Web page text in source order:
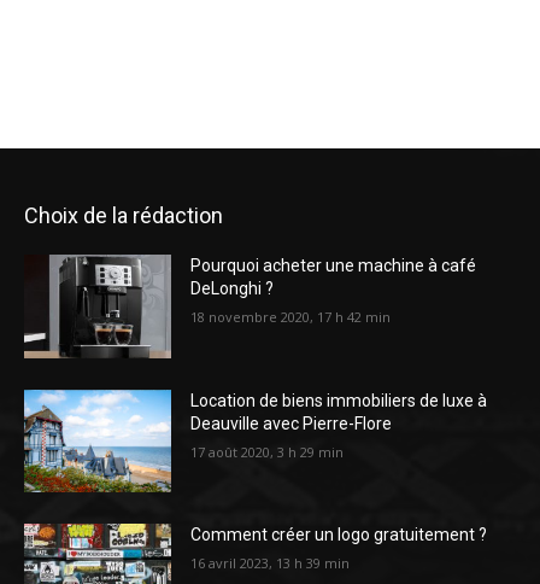
Choix de la rédaction
Pourquoi acheter une machine à café
DeLonghi ?
18 novembre 2020, 17 h 42 min
Location de biens immobiliers de luxe à
Deauville avec Pierre-Flore
17 août 2020, 3 h 29 min
Comment créer un logo gratuitement ?
16 avril 2023, 13 h 39 min